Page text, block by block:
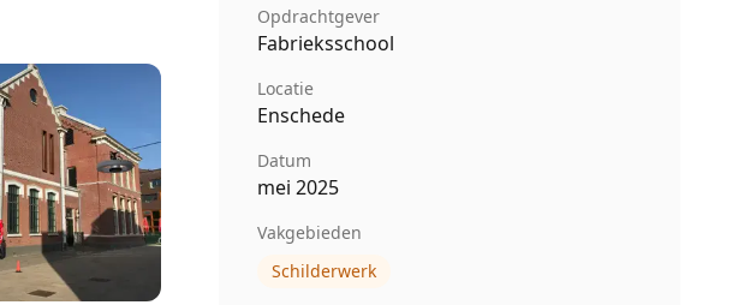
Opdrachtgever
Fabrieksschool
Locatie
Enschede
Datum
mei 2025
Vakgebieden
Schilderwerk